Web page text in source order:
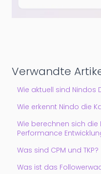
Verwandte
Wie aktuell sind Nindos
Wie erkennt Nindo die
Wie berechnen sich
Performance
Was sind CPM und TKP?
Was ist das